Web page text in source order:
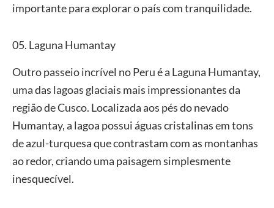
importante para explorar o país com tranquilidade.
05. Laguna Humantay
Outro passeio incrível no Peru é a Laguna Humantay,
uma das lagoas glaciais mais impressionantes da
região de Cusco. Localizada aos pés do nevado
Humantay, a lagoa possui águas cristalinas em tons
de azul-turquesa que contrastam com as montanhas
ao redor, criando uma paisagem simplesmente
inesquecível.